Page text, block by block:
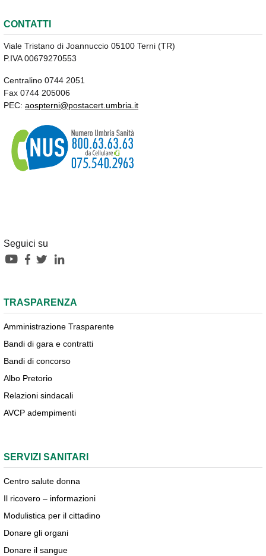
CONTATTI
Viale Tristano di Joannuccio 05100 Terni (TR)
P.IVA 00679270553
Centralino 0744 2051
Fax 0744 205006
PEC: aospterni@postacert.umbria.it
Seguici su
TRASPARENZA
Amministrazione Trasparente
Bandi di gara e contratti
Bandi di concorso
Albo Pretorio
Relazioni sindacali
AVCP adempimenti
SERVIZI SANITARI
Centro salute donna
Il ricovero – informazioni
Modulistica per il cittadino
Donare gli organi
Donare il sangue